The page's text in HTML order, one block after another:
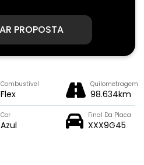
PROPOSTA
Combustível
Flex
Quilometragem
98.634km
Cor
Azul
Final Da Placa
XXX9G45